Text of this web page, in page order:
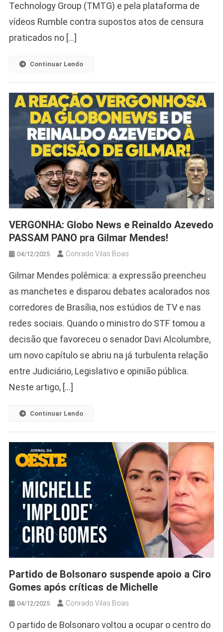
Technology Group (TMTG) e pela plataforma de
vídeos Rumble contra supostos atos de censura
praticados no […]
Continuar Lendo
VERGONHA: Globo News e Reinaldo Azevedo
PASSAM PANO pra Gilmar Mendes!
04/12/2025 Conrado Vilas Boas
Gilmar Mendes polêmica: a expressão preencheu
as manchetes e disparou debates acalorados nos
corredores de Brasília, nos estúdios de TV e nas
redes sociais. Quando o ministro do STF tomou a
decisão que favoreceu o senador Davi Alcolumbre,
um novo capítulo se abriu na já turbulenta relação
entre Judiciário, Legislativo e opinião pública.
Neste artigo, […]
Continuar Lendo
Partido de Bolsonaro suspende apoio a Ciro
Gomes após críticas de Michelle
04/12/2025 Conrado Vilas Boas
O partido de Bolsonaro voltou a ocupar o centro do